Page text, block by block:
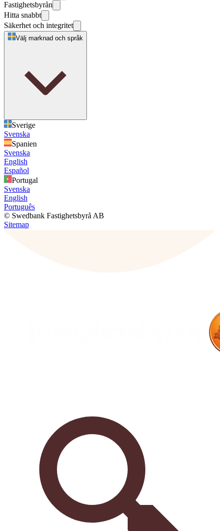
Fastighetsbyrån
Hitta snabbt
Säkerhet och integritet
Välj marknad och språk
Sverige
Svenska
Spanien
Svenska
English
Español
Portugal
Svenska
English
Português
© Swedbank Fastighetsbyrå AB
Sitemap